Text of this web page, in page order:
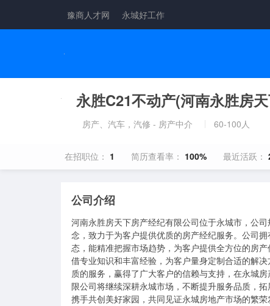
豫商人才网 永城好工作
永胜C21不动产(河南永胜房
房产、汽车，汽修 - 房产中介 60-100人
在招职位： 1 简历查看率： 100% 最近活跃：
公司介绍
河南永胜房天下房产经纪有限公司位于永城市，公
念，致力于为客户提供优质的房产经纪服务。公司
态，能精准把握市场趋势，为客户提供全方位的房
借专业知识和丰富经验，为客户量身定制合适的解
质的服务，赢得了广大客户的信赖与支持，在永城
限公司将继续深耕永城市场，不断提升服务品质，
携手共创美好家园，共同见证永城房地产市场的繁荣